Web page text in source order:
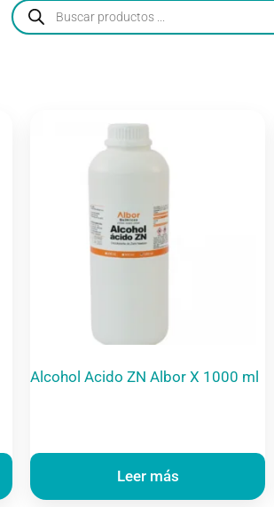
Alcohol Acido ZN Albor X 1000 ml
Leer más